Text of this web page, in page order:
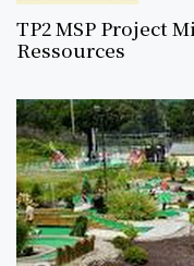
TP2 MSP Project
Ressources